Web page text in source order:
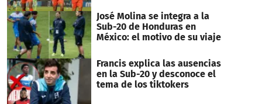
José Molina se integra a la
Sub-20 de Honduras en
México: el motivo de su viaje
Francis explica las ausencias
en la Sub-20 y desconoce el
tema de los tiktokers